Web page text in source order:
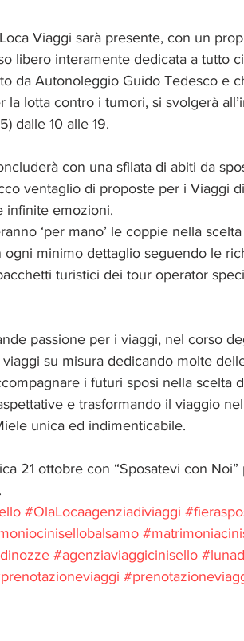
Viaggi sarà presente, con un
libero interamente dedicata a tutto
da Autonoleggio Guido Tedesco e
la lotta contro i tumori, si svolgerà
dalle 10 alle 19.
con una sfilata di abiti da
ventaglio di proposte per i Viaggi
infinite emozioni.
‘per mano’ le coppie nella
ogni minimo dettaglio seguendo le
turistici dei tour operator
passione per i viaggi, nel corso
su misura dedicando molte
i futuri sposi nella scelta
e trasformando il viaggio
unica ed indimenticabile.
21 ottobre con “Sposatevi con Noi”
#OlaLocaagenziadiviaggi
#agenziaviaggicinisello